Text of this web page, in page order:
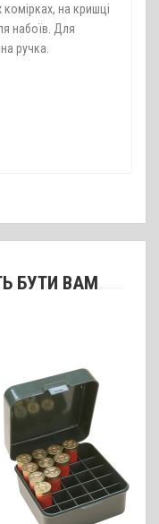
на кришці
набоїв. Для
ручка.
БУТИ ВАМ